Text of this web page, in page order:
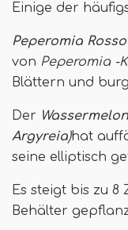
Einige der
Peperomia Rosso
von Peperomia -
Blättern und
Der
Argyreia)hat
seine elliptisch
Es steigt bis zu 8
Behälter